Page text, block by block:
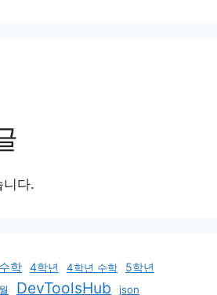
니다.
학 4학년 4학년 수학 5학년
DevToolsHub json